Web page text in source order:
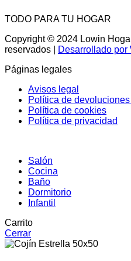
TODO PARA TU HOGAR
Copyright © 2024 Lowin
reservados |
Desarrollado por
Páginas legales
Avisos legal
Política de
Política de cookies
Política de privacidad
Salón
Cocina
Baño
Dormitorio
Infantil
Carrito
Cerrar